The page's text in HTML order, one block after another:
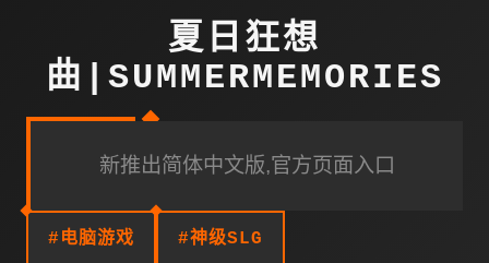
夏日狂想
曲|SUMMERMEMORIES
新推出简体中文版,官方页面入口
#电脑游戏 #神级SLG